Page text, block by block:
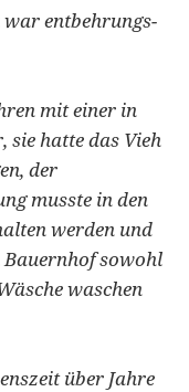
entbehrungs-
mit einer in
sie hatte das Vieh
der
musste in den
werden und
sowohl
waschen
über Jahre